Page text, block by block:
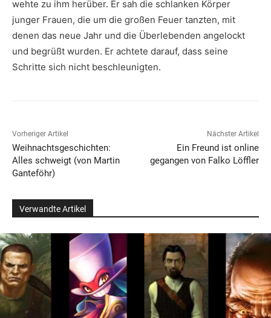
wehte zu ihm herüber. Er sah die schlanken Körper
junger Frauen, die um die großen Feuer tanzten, mit
denen das neue Jahr und die Überlebenden angelockt
und begrüßt wurden. Er achtete darauf, dass seine
Schritte sich nicht beschleunigten.
Vorheriger Artikel
Weihnachtsgeschichten:
Alles schweigt (von Martin
Ganteföhr)
Nächster Artikel
Ein Freund ist online
gegangen von Falko Löffler
Verwandte Artikel